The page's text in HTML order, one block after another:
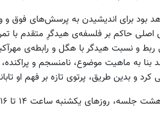
بود برای اندیشیدن به پرسش‌های فوق و
حاکم بر فلسفه‌ی هیدگرِ متقدم با
و نسبت هیدگر با هگل و رابطه‌ی
بنا به ماهیت موضوع، نامنسجم و
و بدین طریق، پرتوی تازه بر فهم او